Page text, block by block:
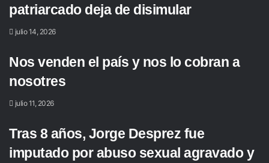
patriarcado deja de disimular
julio 14, 2026
Nos venden el país y nos lo cobran a
nosotres
julio 11, 2026
Tras 8 años, Jorge Desprez fue
imputado por abuso sexual agravado y